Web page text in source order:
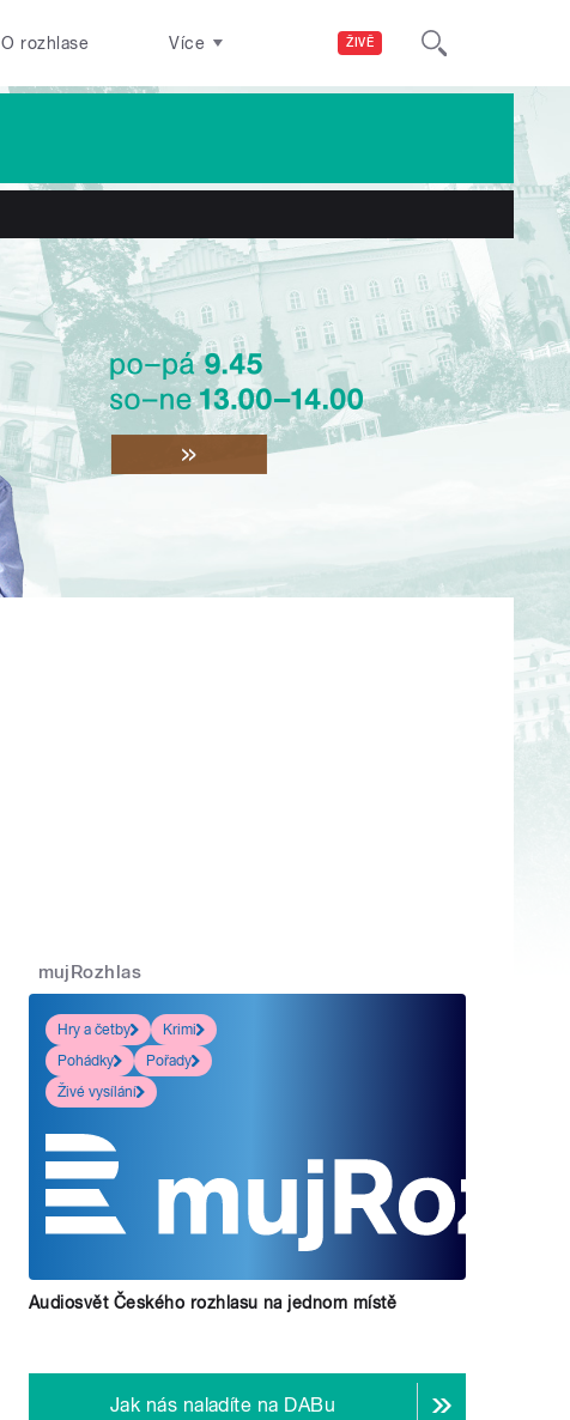
ŽIVĚ
O rozhlase Více
mujRozhlas
Hry a četby
Krimi
Pohádky
Pořady
Živé vysílání
Audiosvět Českého rozhlasu na jednom místě
Jak nás naladíte na DABu